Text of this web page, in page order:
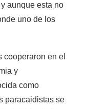
aunque esta no
uno de los
cooperaron en el
y
como
paracaidistas se